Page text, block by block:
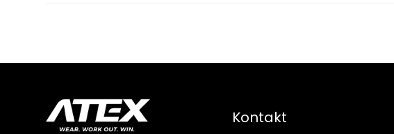
Kontakt